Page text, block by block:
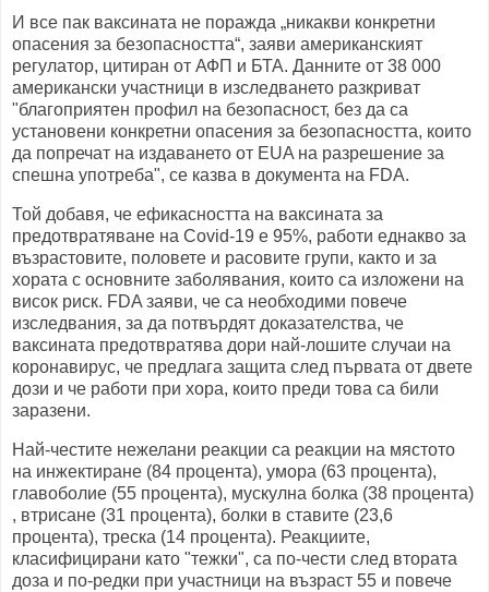
И все пак ваксината не поражда „никакви конкретни
опасения за безопасността“, заяви американският
регулатор, цитиран от АФП и БТА. Данните от 38 000
американски участници в изследването разкриват
"благоприятен профил на безопасност, без да са
установени конкретни опасения за безопасността, които
да попречат на издаването от EUA на разрешение за
спешна употреба", се казва в документа на FDA.
Той добавя, че ефикасността на ваксината за
предотвратяване на Covid-19 е 95%, работи еднакво за
възрастовите, половете и расовите групи, както и за
хората с основните заболявания, които са изложени на
висок риск. FDA заяви, че са необходими повече
изследвания, за да потвърдят доказателства, че
ваксината предотвратява дори най-лошите случаи на
коронавирус, че предлага защита след първата от двете
дози и че работи при хора, които преди това са били
заразени.
Най-честите нежелани реакции са реакции на мястото
на инжектиране (84 процента), умора (63 процента),
главоболие (55 процента), мускулна болка (38 процента)
, втрисане (31 процента), болки в ставите (23,6
процента), треска (14 процента). Реакциите,
класифицирани като "тежки", са по-чести след втората
доза и по-редки при участници на възраст 55 и повече